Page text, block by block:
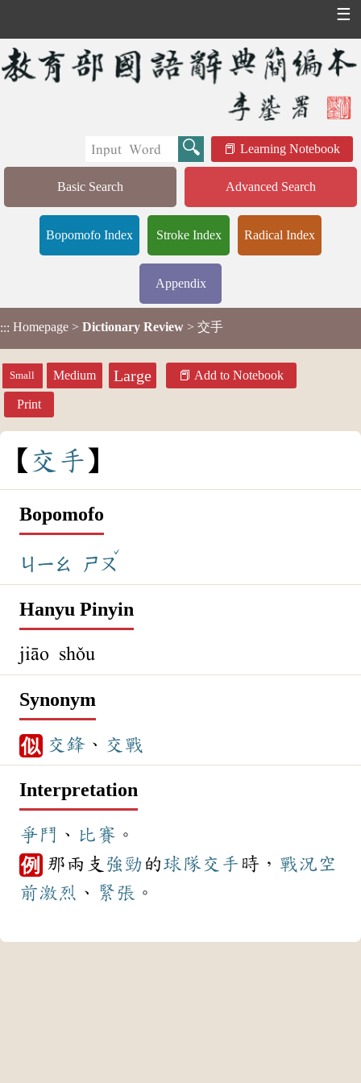
☰
Learning Notebook
Basic Search Advanced Search
Bopomofo Index Stroke Index Radical Index
Appendix
::: Homepage > Dictionary Review > 交手
Small Medium Large Add to Notebook
Print
交 手
Bopomofo
ㄐㄧㄠ ㄕㄡ
ˇ
Hanyu Pinyin
jiāo shǒu
Synonym
似 交鋒、 交戰
Interpretation
爭鬥 、 比賽 。
例 那兩支 強勁 的球隊交手 時， 戰況 空
前激烈 、 緊張 。